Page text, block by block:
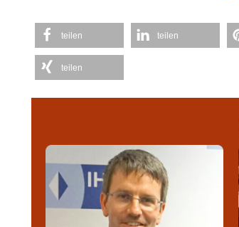
teilen teilen
teilen